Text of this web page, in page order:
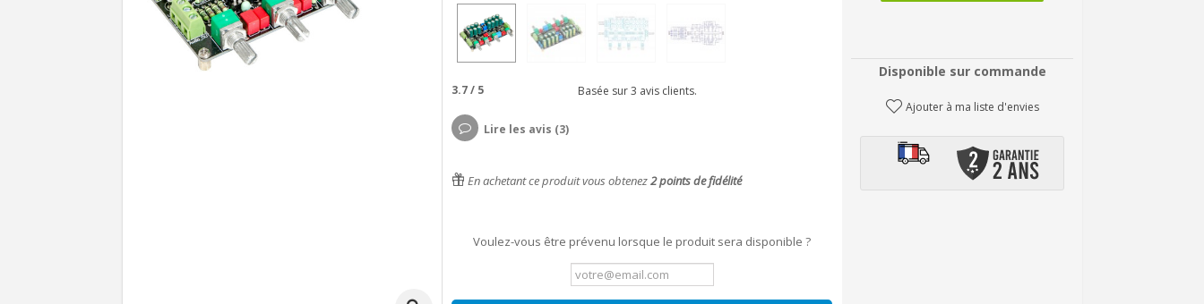
3.7/ 5 Basée sur3 avis clients.
Lire les avis (3)
En achetant ce produit vous obtenez2points de fidélité
Voulez-vous être prévenu lorsque le produit sera disponible ?
Disponible sur commande
Ajouter à ma liste d'envies